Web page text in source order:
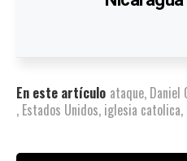
En este artículo ataque, Daniel
, Estados Unidos, iglesia catolica,